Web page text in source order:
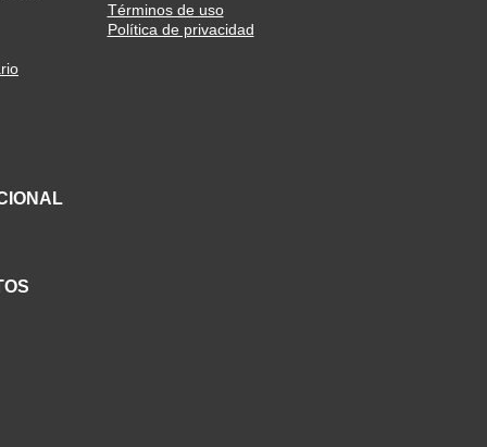
Términos de uso
Política de privacidad